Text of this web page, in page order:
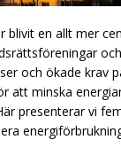
blivit en allt mer
och ökade krav
att minska
presenterar vi